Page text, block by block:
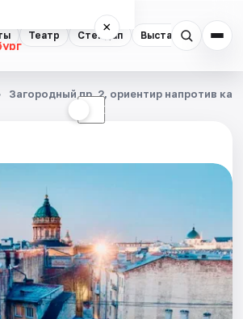
Театр Стендап Выставки
×
☾
Загородный пр. 2, ориентир напротив